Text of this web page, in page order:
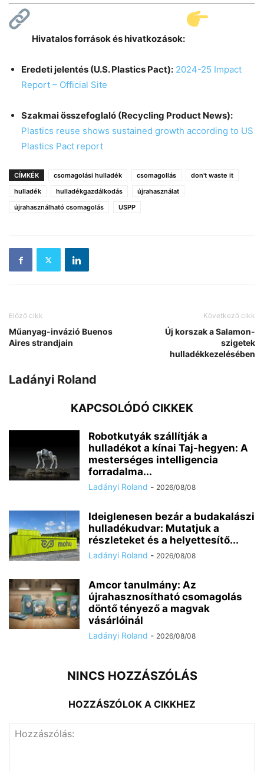
Hivatalos források és hivatkozások:
Eredeti jelentés (U.S. Plastics Pact): 2024-25 Impact
Report – Official Site
Szakmai összefoglaló (Recycling Product News):
Plastics reuse shows sustained growth according to US
Plastics Pact report
CÍMKÉK csomagolási hulladék csomagollás
don't waste it
hulladék
hulladékgazdálkodás
újrahasználat
újrahasználható csomagolás
USPP
Előző cikk
Műanyag-invázió Buenos
Aires strandjain
Következő cikk
Új korszak a Salamon-
szigetek
hulladékkezelésében
Ladányi Roland
KAPCSOLÓDÓ CIKKEK
Robotkutyák szállítják a
hulladékot a kínai Taj-hegyen: A
mesterséges intelligencia
forradalma...
Ladányi Roland - 2026/08/08
Ideiglenesen bezár a budakalászi
hulladékudvar: Mutatjuk a
részleteket és a helyettesítő...
Ladányi Roland - 2026/08/08
Amcor tanulmány: Az
újrahasznosítható csomagolás
döntő tényező a magvak
vásárlóinál
Ladányi Roland - 2026/08/08
NINCS HOZZÁSZÓLÁS
HOZZÁSZÓLOK A CIKKHEZ